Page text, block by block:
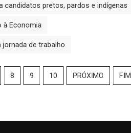
candidatos pretos, pardos e indígenas
à Economia
jornada de trabalho
8 9 10 PRÓXIMO FIM